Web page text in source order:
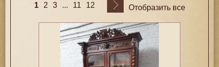
1 2 3 ... 11 12 Отобразить все